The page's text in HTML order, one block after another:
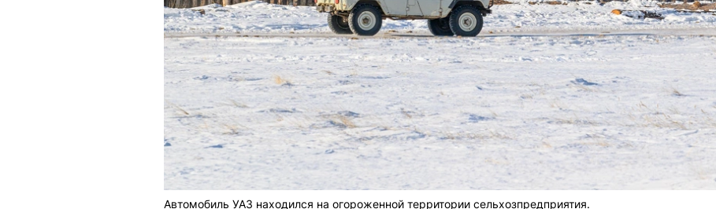
Автомобиль УАЗ находился на огороженной территории сельхозпредприятия.